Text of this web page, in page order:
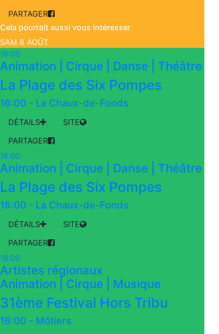
PARTAGER
Cela pourrait aussi vous intéresser
SAM 8 AOÛT
16:00
Animation | Cirque | Danse | Théâtre
La Plage des Six Pompes
16:00 - La Chaux-de-Fonds
DÉTAILS
SITE
PARTAGER
16:00
Animation | Cirque | Danse | Théâtre
La Plage des Six Pompes
16:00 - La Chaux-de-Fonds
DÉTAILS
SITE
PARTAGER
16:00
Artistes régionaux
Animation | Cirque | Musique
31ème Festival Hors Tribu
16:00 - Môtiers